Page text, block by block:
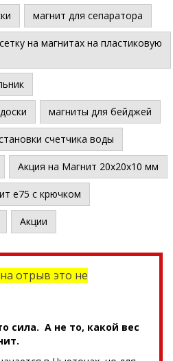
магнит для сепаратора
на магнитах на пластиковую
магниты для бейджей
счетчика воды
Акция на Магнит 20х20х10 мм
е75 с крючком
Акции
отрыв это не
сила. А не то, какой вес